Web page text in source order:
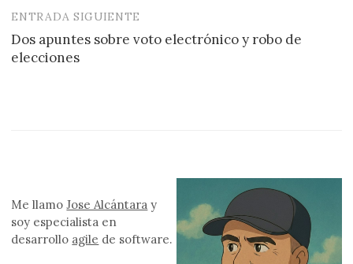
entradas
ENTRADA SIGUIENTE
Dos apuntes sobre voto electrónico y robo de
elecciones
Me llamoJose Alcántara y
soy especialista en
desarrollo agile de software.